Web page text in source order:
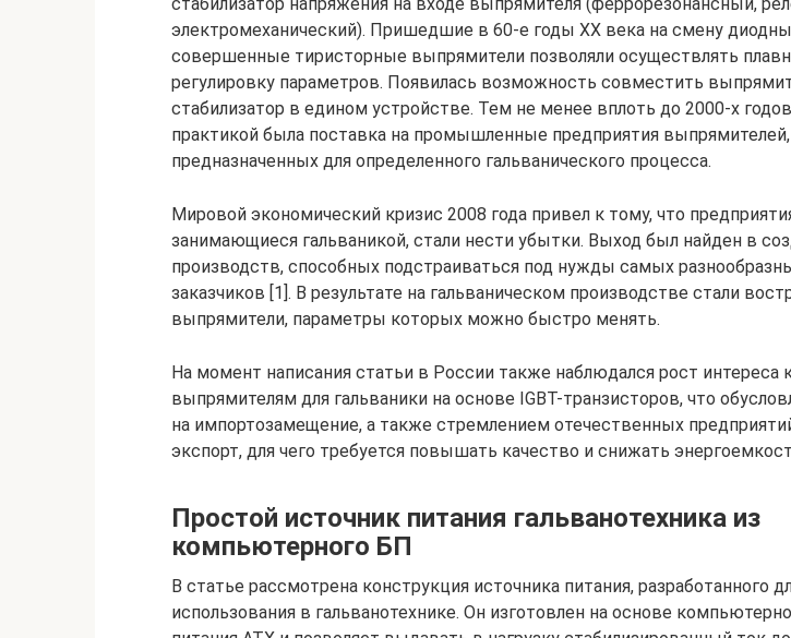
электромеханический). Пришедшие в 60-е годы XX века на смену
совершенные тиристорные выпрямители позволяли осуществлять
регулировку параметров. Появилась возможность совместить
стабилизатор в едином устройстве. Тем не менее вплоть до 2000-х
практикой была поставка на промышленные предприятия
предназначенных для определенного гальванического процесса.
Мировой экономический кризис 2008 года привел к тому, что
занимающиеся гальваникой, стали нести убытки. Выход был найден в
производств, способных подстраиваться под нужды самых
заказчиков [1]. В результате на гальваническом производстве стали
выпрямители, параметры которых можно быстро менять.
На момент написания статьи в России также наблюдался рост интереса
выпрямителям для гальваники на основе IGBT-транзисторов, что
на импортозамещение, а также стремлением отечественных
экспорт, для чего требуется повышать качество и снижать
Простой источник питания гальванотехника из
компьютерного БП
В статье рассмотрена конструкция источника питания, разработанного
использования в гальванотехнике. Он изготовлен на основе